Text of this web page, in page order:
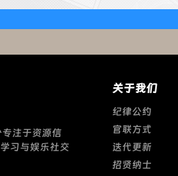
注于资源信
习与娱乐社交
关于我们
纪律公约
官联方式
迭代更新
招贤纳士